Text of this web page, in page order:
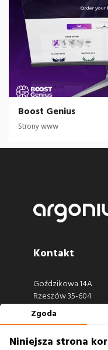
Boost Genius
Strony www
Kontakt
Goździkowa 14A
Rzeszów 35-604
660 722 441
Zgoda
Niniejsza strona